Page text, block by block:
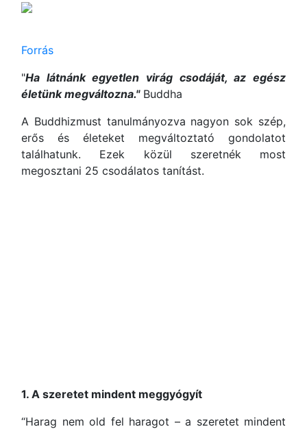
Forrás
"Ha látnánk egyetlen virág csodáját, az egész
életünk megváltozna."Buddha
A Buddhizmust tanulmányozva nagyon sok szép,
erős és életeket megváltoztató gondolatot
találhatunk. Ezek közül szeretnék most
megosztani 25 csodálatos tanítást.
1. A szeretet mindent meggyógyít
“Harag nem old fel haragot – a szeretet mindent